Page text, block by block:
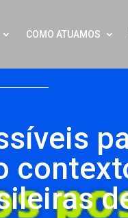
COMO ATUAMOS